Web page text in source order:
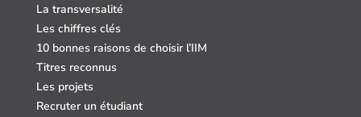
La transversalité
Les chiffres clés
10 bonnes raisons de choisir l’IIM
Titres reconnus
Les projets
Recruter un étudiant